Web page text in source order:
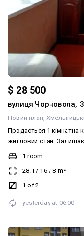
$ 28 500
вулиця Чорновола,
Новий план
Продається 1 кімнатна
житловий стан.
покупця. Детальна
1 room
28.1 / 16/8 m²
1 of 2
yesterday at 06:00